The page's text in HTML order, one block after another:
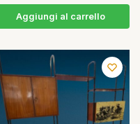
Aggiungi al carrello